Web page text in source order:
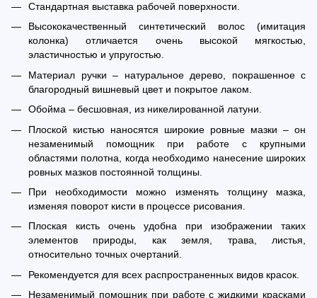
Стандартная выставка рабочей поверхности.
Высококачественный синтетический волос (имитация
колонка) отличается очень высокой мягкостью,
эластичностью и упругостью.
Материал ручки – натуральное дерево, покрашенное с
благородный вишневый цвет и покрытое лаком.
Обойма – бесшовная, из никелированной латуни.
Плоской кистью наносятся широкие ровные мазки – он
незаменимый помощник при работе с крупными
областями полотна, когда необходимо нанесение широких
ровных мазков постоянной толщины.
При необходимости можно изменять толщину мазка,
изменяя поворот кисти в процессе рисования.
Плоская кисть очень удобна при изображении таких
элементов природы, как земля, трава, листья,
относительно точных очертаний.
Рекомендуется для всех распространенных видов красок.
Незаменимый помощник при работе с жидкими красками